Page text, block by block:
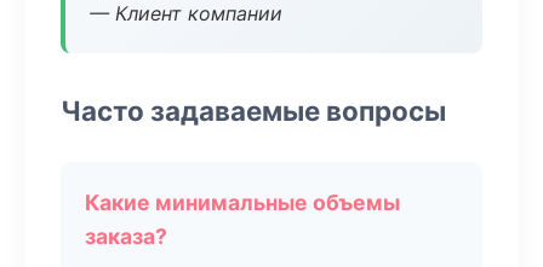
— Клиент компании
Часто задаваемые вопросы
Какие минимальные объемы
заказа?